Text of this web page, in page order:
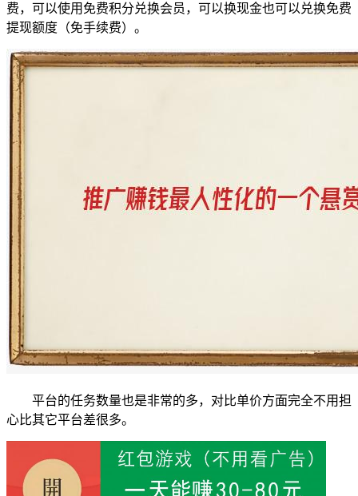
费，可以使用免费积分兑换会员，可以换现金也可以兑换免费
提现额度（免手续费）。
平台的任务数量也是非常的多，对比单价方面完全不用担
心比其它平台差很多。